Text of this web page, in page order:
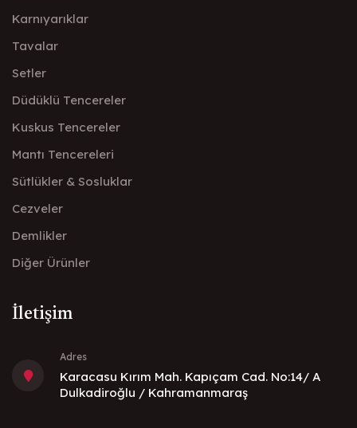
Karnıyarıklar
Tavalar
Setler
Düdüklü Tencereler
Kuskus Tencereler
Mantı Tencereleri
Sütlükler & Sosluklar
Cezveler
Demlikler
Diğer Ürünler
İletişim
Adres
Karacasu Kırım Mah. Kapıçam Cad. No:14/ A
Dulkadiroğlu / Kahramanmaraş